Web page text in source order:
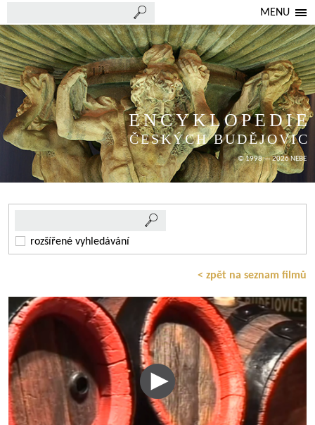
MENU
ENCYKLOPEDIE
ČESKÝCH BUDĚJOVIC
© 1998 — 2026 NEBE
rozšířené vyhledávání
< zpět na seznam filmů